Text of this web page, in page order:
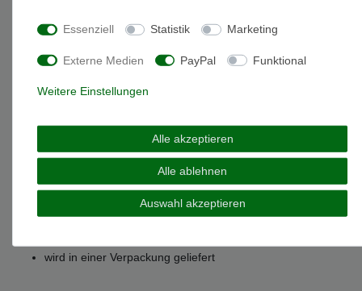
Marke: Miamar
Material: Sterling-Silber 925
Verschlussart: Karabinerverschluss
Anhängerform: Kreuz
Charms Länge: 23,5 mm
Charms Breite: 8 mm
Durch die Rhodinierung wird ihr Silberschmuckstück
wird in einer Verpackung geliefert
Essenziell Statistik Marketing
Externe Medien PayPal Funktional
Weitere Einstellungen
Alle akzeptieren
Alle ablehnen
Auswahl akzeptieren